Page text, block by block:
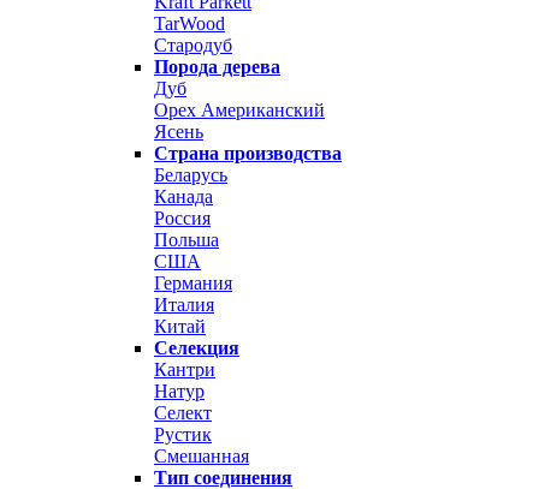
TarWood
Стародуб
Порода дерева
Дуб
Орех Американский
Ясень
Страна производства
Беларусь
Канада
Россия
Польша
США
Германия
Италия
Китай
Селекция
Кантри
Натур
Селект
Рустик
Смешанная
Тип соединения